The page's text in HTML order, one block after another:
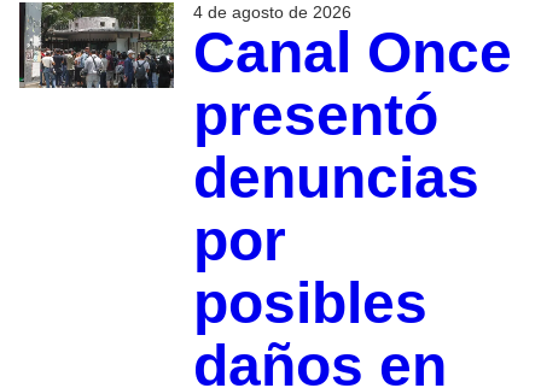
4 de agosto de 2026
Canal Once
presentó
denuncias
por
posibles
daños en